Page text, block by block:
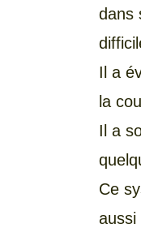
dans
Il a
la
Il a
Ce
aussi